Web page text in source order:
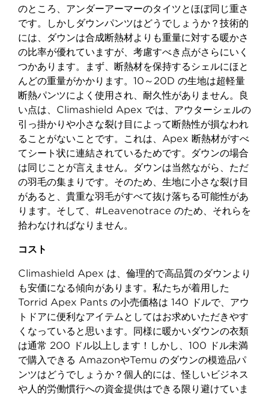
のところ、アンダーアーマーのタイツとほぼ同じ重さ
です。しかしダウンパンツはどうでしょうか？技術的
には、ダウンは合成断熱材よりも重量に対する暖かさ
の比率が優れていますが、考慮すべき点がさらにいく
つかあります。まず、断熱材を保持するシェルにほと
んどの重量がかかります。10～20D の生地は超軽量
断熱パンツによく使用され、耐久性がありません。良
い点は、Climashield Apex では、アウターシェルの
引っ掛かりや小さな裂け目によって断熱性が損なわれ
ることがないことです。これは、Apex 断熱材がすべ
てシート状に連結されているためです。ダウンの場合
は同じことが言えません。ダウンは当然ながら、ただ
の羽毛の集まりです。そのため、生地に小さな裂け目
があると、貴重な羽毛がすべて抜け落ちる可能性があ
ります。そして、#Leavenotrace のため、それらを
拾わなければなりません。
コスト
Climashield Apex は、倫理的で高品質のダウンより
も安価になる傾向があります。私たちが着用した
Torrid Apex Pants の小売価格は 140 ドルで、アウ
トドアに便利なアイテムとしてはお求めいただきやす
くなっていると思います。同様に暖かいダウンの衣類
は通常 200 ドル以上します！しかし、100 ドル未満
で購入できる AmazonやTemu のダウンの模造品パ
ンツはどうでしょうか？個人的には、怪しいビジネス
や人的労働慣行への資金提供はできる限り避けていま